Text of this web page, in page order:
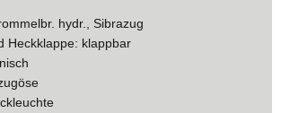
hydr., Sibrazug
Heckklappe: klappbar